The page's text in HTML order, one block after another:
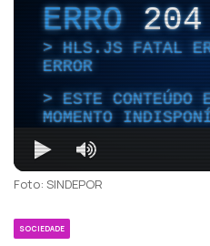
ERRO204
HLS.JS FATAL
ERROR
ESTE CONTEÚDO
MOMENTO
Foto: SINDEPOR
SOCIEDADE